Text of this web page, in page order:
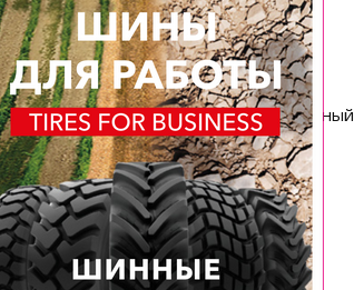
сельскохозяйственные орудия
смесей обеспечивают длительный
среде.